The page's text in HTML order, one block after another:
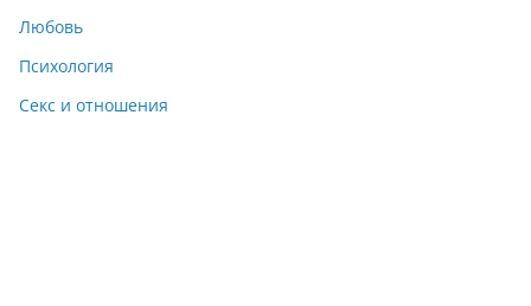
Любовь
Психология
Секс и отношения